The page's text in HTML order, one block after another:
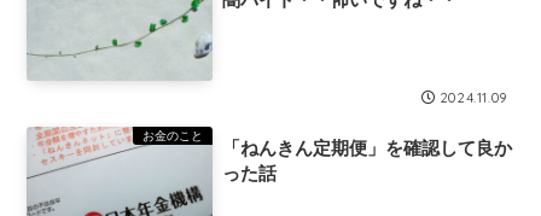
2024.11.09
お金のこと
「ねんきん定期便」を確認して良か
った話